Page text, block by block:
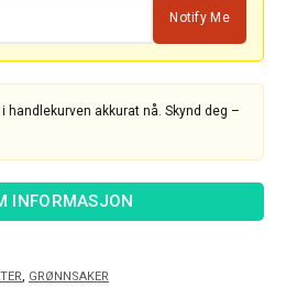
Notify Me
handlekurven akkurat nå. Skynd deg –
INFORMASJON
GRØNNSAKER